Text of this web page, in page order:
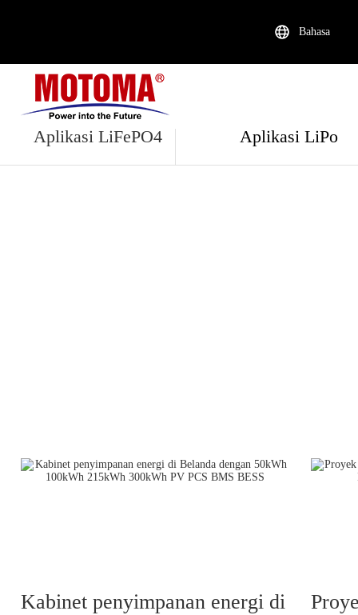
Bahasa
Aplikasi
Aplikasi LiFePO4 Aplikasi LiPo
Kabinet penyimpanan energi di